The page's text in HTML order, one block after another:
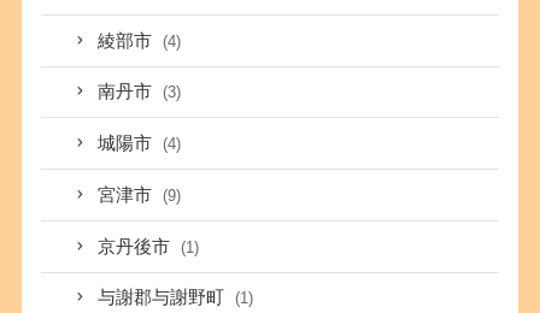
綾部市 (4)
南丹市 (3)
城陽市 (4)
宮津市 (9)
京丹後市 (1)
与謝郡与謝野町 (1)